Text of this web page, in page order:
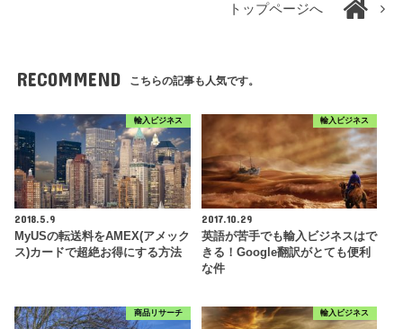
トップページへ
RECOMMEND こちらの記事も人気です。
輸入ビジネス
2018.5.9
MyUSの転送料をAMEX(アメック
ス)カードで超絶お得にする方法
輸入ビジネス
2017.10.29
英語が苦手でも輸入ビジネスはで
きる！Google翻訳がとても便利
な件
商品リサーチ 輸入ビジネス